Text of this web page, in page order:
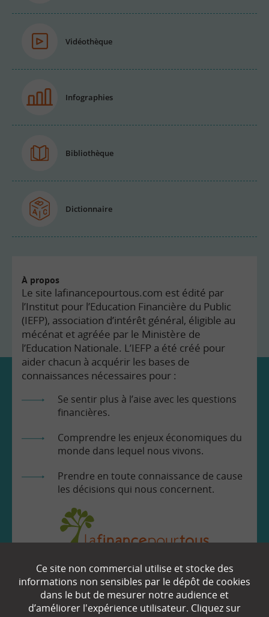
Vidéothèque
Infographies
Bibliothèque
Dictionnaire
À propos
Le site lafinancepourtous.com est édité par
l’Institut pour l’Education Financière du Public
(IEFP), association d’intérêt général, éligible au
mécénat et agréée par le Ministère de
l’Education Nationale. L’IEFP a été créé pour
aider chacun à acquérir les bases de
connaissances nécessaires pour :
Se sentir plus à l’aise avec les questions
financières.
Comprendre les enjeux économiques du
monde dans lequel nous vivons.
Prendre en toute connaissance de cause
les décisions qui nous concernent.
EN SAVOIR
Ce site non commercial utilise et stocke des
informations non sensibles par le dépôt de cookies
dans le but de mesurer notre audience et
d’améliorer l'expérience utilisateur. Cliquez sur